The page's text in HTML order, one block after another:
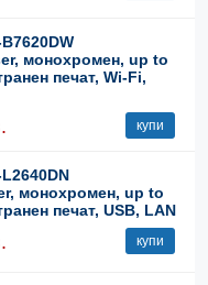
монохромен, up to
печат, Wi-Fi,
купи
монохромен, up to
печат, USB, LAN
купи